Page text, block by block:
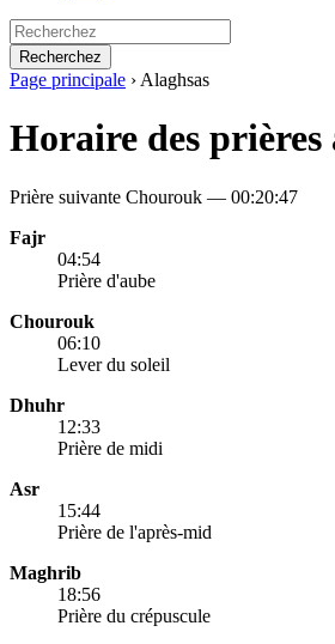
Recherchez
Page principale › Alaghsas
Horaire des prières
Prière suivante Chourouk — 00:20:47
Fajr
04:54
Prière d'aube
Chourouk
06:10
Lever du soleil
Dhuhr
12:33
Prière de midi
Asr
15:44
Prière de l'après-mid
Maghrib
18:56
Prière du crépuscule